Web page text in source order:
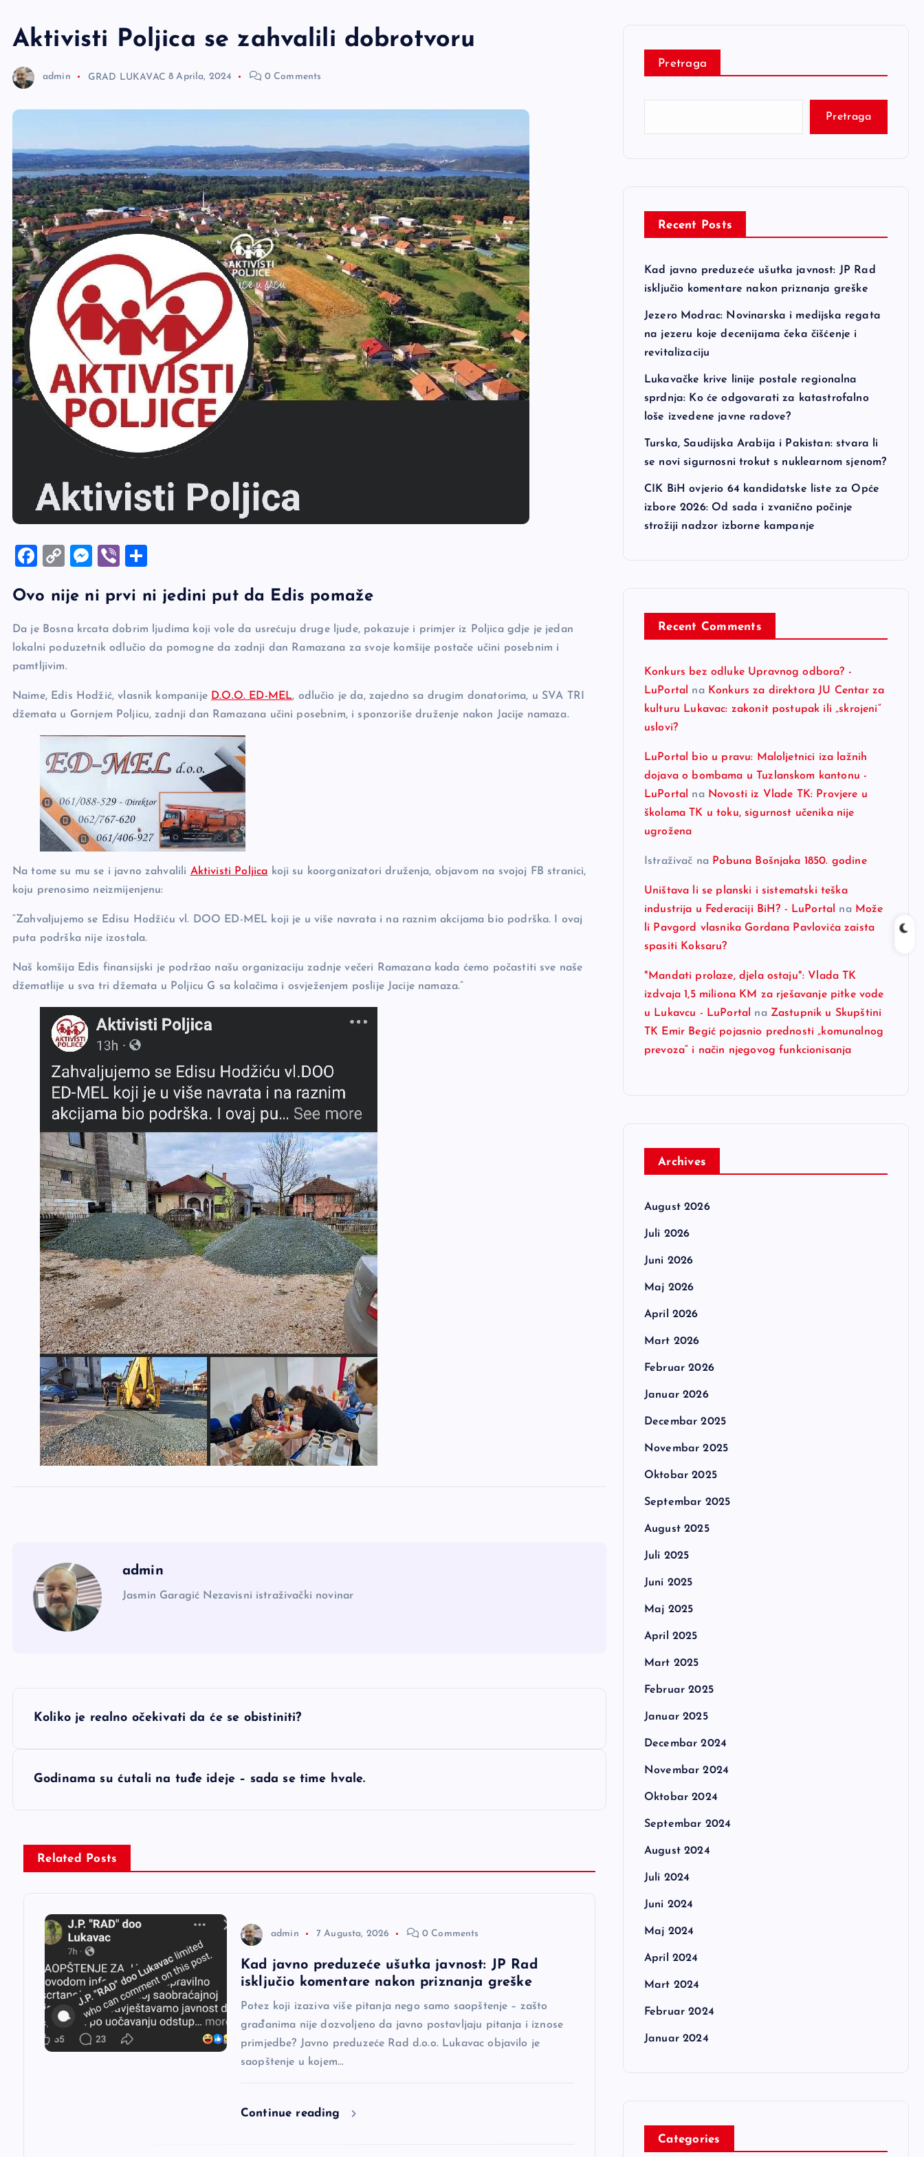
Aktivisti Poljica se zahvalili dobrotvoru
admin GRAD LUKAVAC 8 Aprila, 2024 0 Comments
F
c
e
b
o
k
C
p
y
Li
n
k
M
se
n
g
Vi
er ar
e
Ovo nije ni prvi ni jedini put da Edis pomaže
Da je Bosna krcata dobrim ljudima koji vole da usrećuju druge ljude, pokazuje i primjer iz Poljica gdje je jedan
lokalni poduzetnik odlučio da pomogne da zadnji dan Ramazana za svoje komšije postače učini posebnim i
pamtljivim.
Naime, Edis Hodžić, vlasnik kompanije D.O.O. ED-MEL, odlučio je da, zajedno sa drugim donatorima, u SVA TRI
džemata u Gornjem Poljicu, zadnji dan Ramazana učini posebnim, i sponzoriše druženje nakon Jacije namaza.
Na tome su mu se i javno zahvalili Aktivisti Poljica koji su koorganizatori druženja, objavom na svojoj FB stranici,
koju prenosimo neizmijenjenu:
“Zahvaljujemo se Edisu Hodžiću vl. DOO ED-MEL koji je u više navrata i na raznim akcijama bio podrška. I ovaj
puta podrška nije izostala.
Naš komšija Edis finansijski je podržao našu organizaciju zadnje večeri Ramazana kada ćemo počastiti sve naše
džematlije u sva tri džemata u Poljicu G sa kolačima i osvježenjem poslije Jacije namaza.”
admin
Jasmin Garagić Nezavisni istraživački novinar
NKoliko je realno očekivati da će se obistiniti?
Godinama su ćutali na tuđe ideje – sada se time hvale.
Related Posts
admin 7 Augusta, 2026 0 Comments
Kad javno preduzeće ušutka javnost: JP Rad
isključio komentare nakon priznanja greške
Potez koji izaziva više pitanja nego samo saopštenje – zašto
građanima nije dozvoljeno da javno postavljaju pitanja i iznose
primjedbe? Javno preduzeće Rad d.o.o. Lukavac objavilo je
saopštenje u kojem…
Continue reading
Pretraga
Pretraga
Recent Posts
Kad javno preduzeće ušutka javnost: JP Rad
isključio komentare nakon priznanja greške
Jezero Modrac: Novinarska i medijska regata
na jezeru koje decenijama čeka čišćenje i
revitalizaciju
Lukavačke krive linije postale regionalna
sprdnja: Ko će odgovarati za katastrofalno
loše izvedene javne radove?
Turska, Saudijska Arabija i Pakistan: stvara li
se novi sigurnosni trokut s nuklearnom sjenom?
CIK BiH ovjerio 64 kandidatske liste za Opće
izbore 2026: Od sada i zvanično počinje
strožiji nadzor izborne kampanje
Recent Comments
Konkurs bez odluke Upravnog odbora? -
LuPortal
na Konkurs za direktora JU Centar za
kulturu Lukavac: zakonit postupak ili „skrojeni“
uslovi?
LuPortal bio u pravu: Maloljetnici iza lažnih
dojava o bombama u Tuzlanskom kantonu -
LuPortal
na Novosti iz Vlade TK: Provjere u
školama TK u toku, sigurnost učenika nije
ugrožena
Istraživač na Pobuna Bošnjaka 1850. godine
Uništava li se planski i sistematski teška
industrija u Federaciji BiH? - LuPortal
na Može
li Pavgord vlasnika Gordana Pavlovića zaista
spasiti Koksaru?
"Mandati prolaze, djela ostaju": Vlada TK
izdvaja 1,5 miliona KM za rješavanje pitke vode
u Lukavcu - LuPortal
na Zastupnik u Skupštini
TK Emir Begić pojasnio prednosti „komunalnog
prevoza“ i način njegovog funkcionisanja
Archives
August 2026
Juli 2026
Juni 2026
Maj 2026
April 2026
Mart 2026
Februar 2026
Januar 2026
Decembar 2025
Novembar 2025
Oktobar 2025
Septembar 2025
August 2025
Juli 2025
Juni 2025
Maj 2025
April 2025
Mart 2025
Februar 2025
Januar 2025
Decembar 2024
Novembar 2024
Oktobar 2024
Septembar 2024
August 2024
Juli 2024
Juni 2024
Maj 2024
April 2024
Mart 2024
Februar 2024
Januar 2024
Categories